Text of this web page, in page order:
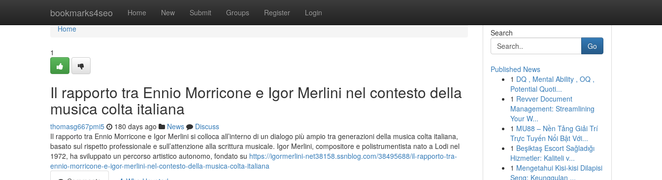
bookmarks4seo Home New Submit Groups Register Login
Home
Home
1
Il rapporto tra Ennio Morricone e Igor Merlini nel contesto della
musica colta italiana
thomasg667pmi5 180 days ago News
Discuss
Il rapporto tra Ennio Morricone e Igor Merlini si colloca all’interno di un dialogo più ampio tra generazioni della musica colta italiana,
basato sul rispetto professionale e sull’attenzione alla scrittura musicale. Igor Merlini, compositore e polistrumentista nato a Lodi nel
1972, ha sviluppato un percorso artistico autonomo, fondato su https://igormerlini-net38158.ssnblog.com/38495688/il-rapporto-tra-
ennio-morricone-e-igor-merlini-nel-contesto-della-musica-colta-italiana
Search
Go
Published News
1 DQ , Mental Ability , OQ ,
Potential Quoti...
1 Revver Document
Management: Streamlining
Your W...
1 MU88 – Nền Tảng Giải Trí
Trực Tuyến Nổi Bật Với...
1 Beşiktaş Escort Sağladığı
Hizmetler: Kaliteli v...
1 Mengetahui Kisi-kisi Dilapisi
Seng: Keunggulan ...